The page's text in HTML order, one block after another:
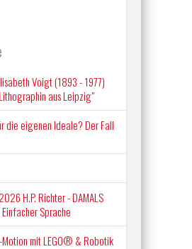
Voigt (1893 - 1977)
aus Leipzig"
die eigenen Ideale? Der Fall
H.P. Richter - DAMALS
Einfacher Sprache
mit LEGO® & Robotik